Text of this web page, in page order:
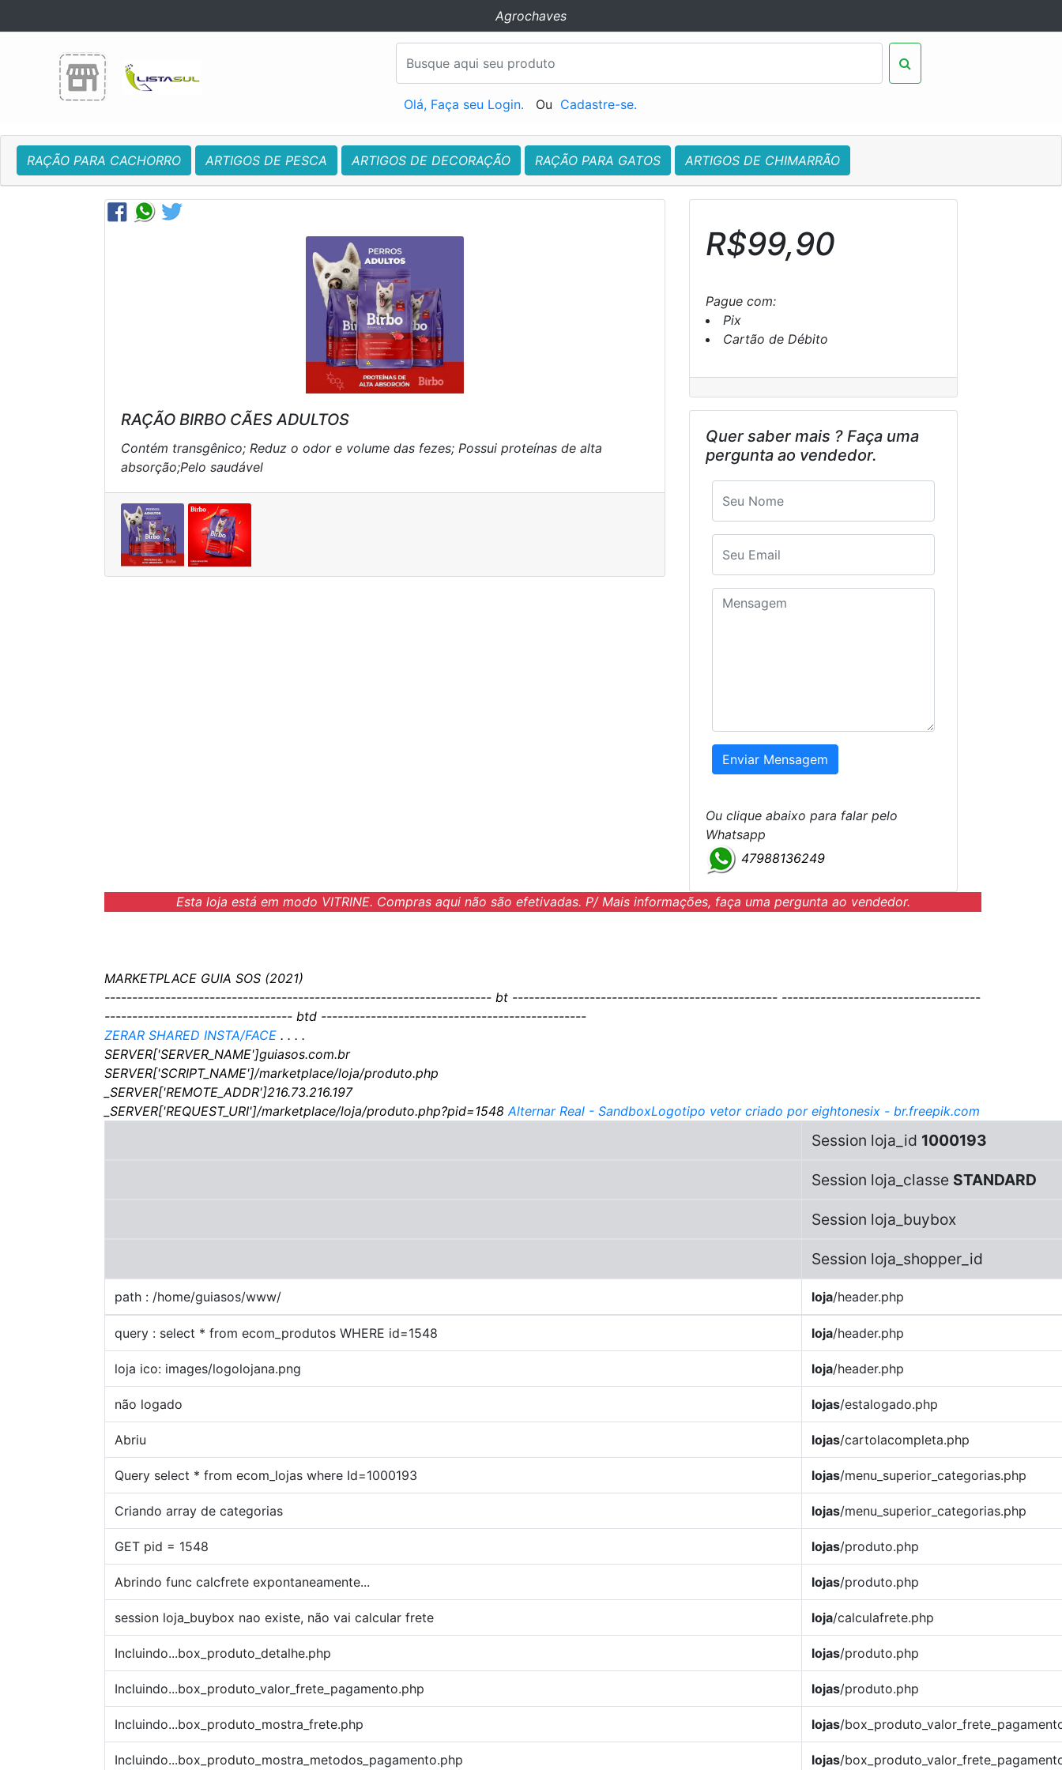
Agrochaves
Olá, Faça seu Login. Ou Cadastre-se.
RAÇÃO PARA CACHORRO ARTIGOS DE PESCA ARTIGOS DE DECORAÇÃO RAÇÃO PARA GATOS ARTIGOS DE CHIMARRÃO
RAÇÃO BIRBO CÃES ADULTOS
Contém transgênico; Reduz o odor e volume das fezes; Possui proteínas de alta
absorção;Pelo saudável
R$99,90
Pague com:
Pix
Cartão de Débito
Quer saber mais ? Faça uma
pergunta ao vendedor.
Ou clique abaixo para falar pelo
Whatsapp
47988136249
Esta loja está em modo VITRINE. Compras aqui não são efetivadas. P/ Mais informações, faça uma pergunta ao vendedor.
MARKETPLACE GUIA SOS (2021)
---------------------------------------------------------------------- bt ------------------------------------------------ ------------------------------------
---------------------------------- btd ------------------------------------------------
ZERAR SHARED INSTA/FACE . . . .
SERVER['SERVER_NAME']guiasos.com.br
SERVER['SCRIPT_NAME']/marketplace/loja/produto.php
_SERVER['REMOTE_ADDR']216.73.216.197
_SERVER['REQUEST_URI']/marketplace/loja/produto.php?pid=1548Alternar Real - SandboxLogotipo vetor criado por eightonesix - br.freepik.com
Session loja_id 1000193
Session loja_classe STANDARD
Session loja_buybox
Session loja_shopper_id
path : /home/guiasos/www/ loja/header.php
query : select * from ecom_produtos WHERE id=1548 loja/header.php
loja ico: images/logolojana.png loja/header.php
não logado lojas/estalogado.php
Abriu lojas/cartolacompleta.php
Query select * from ecom_lojas where Id=1000193 lojas/menu_superior_categorias.php
Criando array de categorias lojas/menu_superior_categorias.php
GET pid = 1548 lojas/produto.php
Abrindo func calcfrete expontaneamente... lojas/produto.php
session loja_buybox nao existe, não vai calcular frete loja/calculafrete.php
Incluindo...box_produto_detalhe.php lojas/produto.php
Incluindo...box_produto_valor_frete_pagamento.php lojas/produto.php
Incluindo...box_produto_mostra_frete.php lojas/
Incluindo...box_produto_mostra_metodos_pagamento.php lojas/